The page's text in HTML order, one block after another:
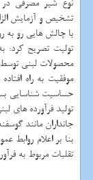
تشخیص و آزمایش
با چالش هایی رو به
تولیت تصریح كرد:
محصولات لبنی توسط
موفقیت به راه
حساسیت شناسایی
تولید فرآورده های
جانداران مانند
بنا بر اعلام روابط
تقلبات مربوط به